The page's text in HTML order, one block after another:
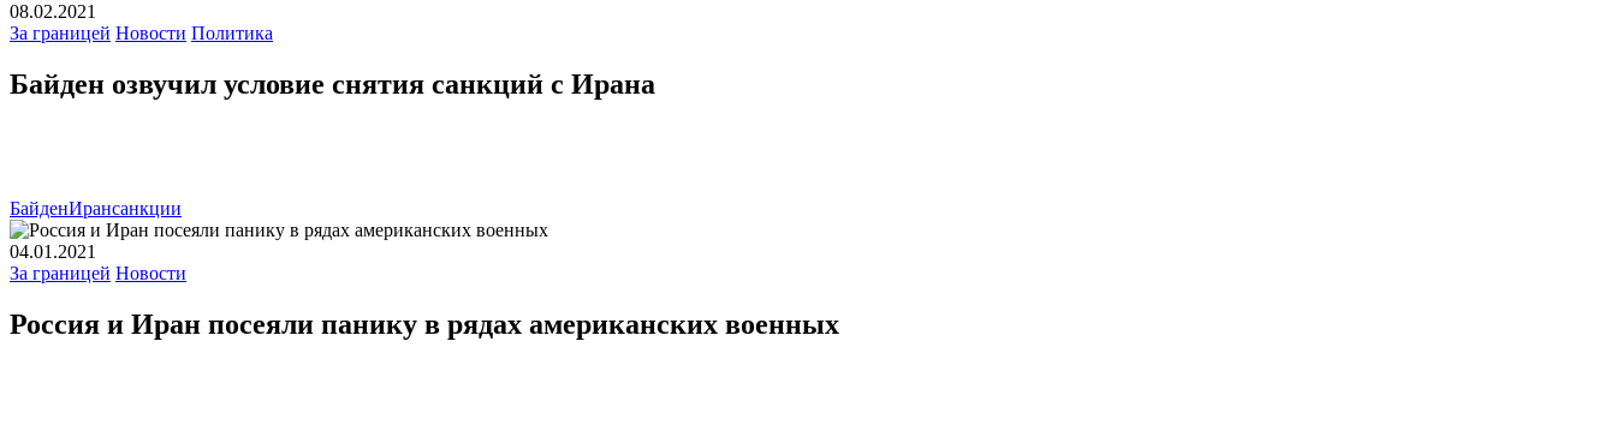
08.02.2021
За границей Новости Политика
Байден озвучил условие снятия санкций с Ирана
БайденИрансанкции
04.01.2021
За границей Новости
Россия и Иран посеяли панику в рядах американских военных